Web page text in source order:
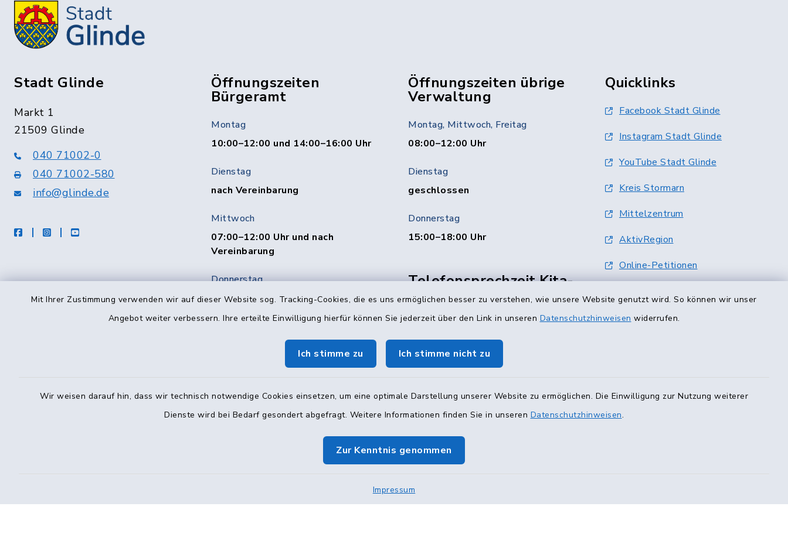
Mit Ihrer Zustimmung verwenden wir auf dieser Website sog. Tracking-Cookies, die es uns ermöglichen besser zu verstehen, wie unsere Website genutzt wird. So können wir unser
Angebot weiter verbessern. Ihre erteilte Einwilligung hierfür können Sie jederzeit über den Link in unseren Datenschutzhinweisen widerrufen.
Ich stimme zu Ich stimme nicht zu
Wir weisen darauf hin, dass wir technisch notwendige Cookies einsetzen, um eine optimale Darstellung unserer Website zu ermöglichen. Die Einwilligung zur Nutzung weiterer
Dienste wird bei Bedarf gesondert abgefragt. Weitere Informationen finden Sie in unseren Datenschutzhinweisen.
Zur Kenntnis genommen
Impressum
Stadt Glinde
Markt 1
21509 Glinde
040 71002-0
040 71002-580
info@glinde.de
facebookinstagramYoutube
Öffnungszeiten
Bürgeramt
Montag
10:00–12:00 und 14:00–16:00 Uhr
Dienstag
nach Vereinbarung
Mittwoch
07:00–12:00 Uhr und nach
Vereinbarung
Donnerstag
10:00–12:00 und 15:00–19:00 Uhr
08:00–12:00 Uhr und nach
Bürgeramt
Donnerstag: 08:00–10:00 Uhr
Öffnungszeiten übrige
Verwaltung
Montag, Mittwoch, Freitag
08:00–12:00 Uhr
Dienstag
geschlossen
Donnerstag
15:00–18:00 Uhr
Telefonsprechzeit Kita-
Abteilung
Mittwoch: 10:00–12:00 Uhr
Donnerstag: 16:00–18:00 Uhr
Termin, per Telefon oder E-Mail)
040 71002-222 & 223
kita@glinde.de
Quicklinks
Facebook Stadt Glinde
Instagram Stadt Glinde
YouTube Stadt Glinde
Kreis Stormarn
Mittelzentrum
AktivRegion
Online-Petitionen